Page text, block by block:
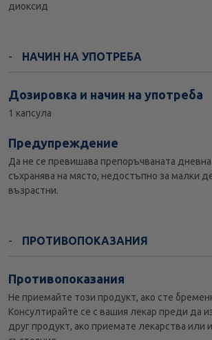
диоксид
НАЧИН НА УПОТРЕБА
Дозировка и начин на употреба
1 капсула
Предупреждение
Да не се превишава препоръчваната
съхранява на място, недостъпно за малки
възрастни.
ПРОТИВОПОКАЗАНИЯ
Противопоказания
Не приемайте този продукт, ако сте
Консултирайте се с вашия лекар преди да
друг продукт, ако приемате лекарства или